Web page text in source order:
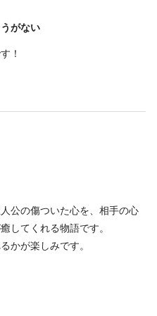
がない
！
公の傷ついた心を、相手の心
してくれる物語です。
かが楽しみです。